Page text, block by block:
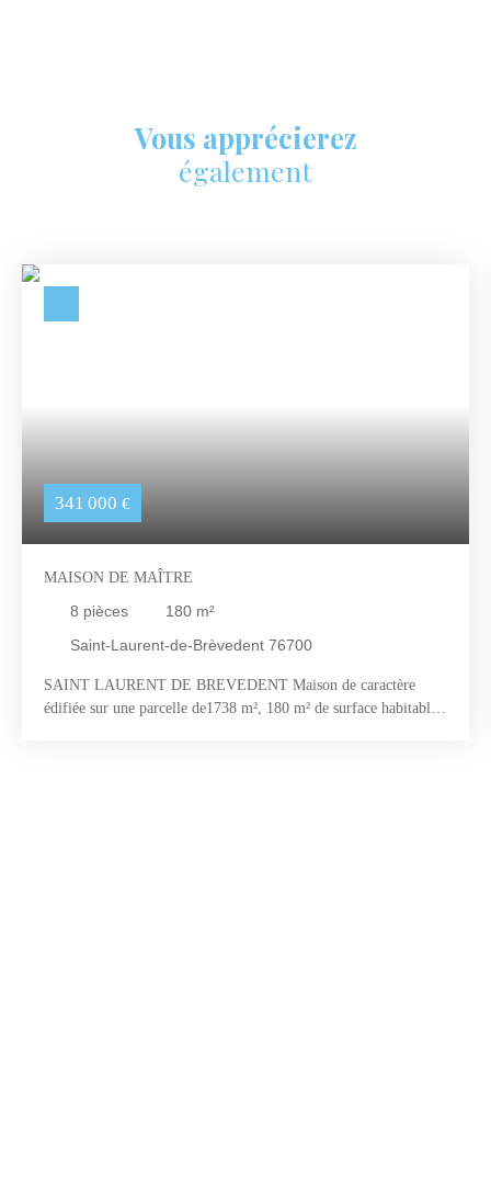
Vous apprécierez
également
341 000 €
MAISON DE MAÎTRE
8 pièces 180 m²
Saint-Laurent-de-Brèvedent 76700
SAINT LAURENT DE BREVEDENT Maison de caractère
édifiée sur une parcelle de1738 m², 180 m² de surface habitable